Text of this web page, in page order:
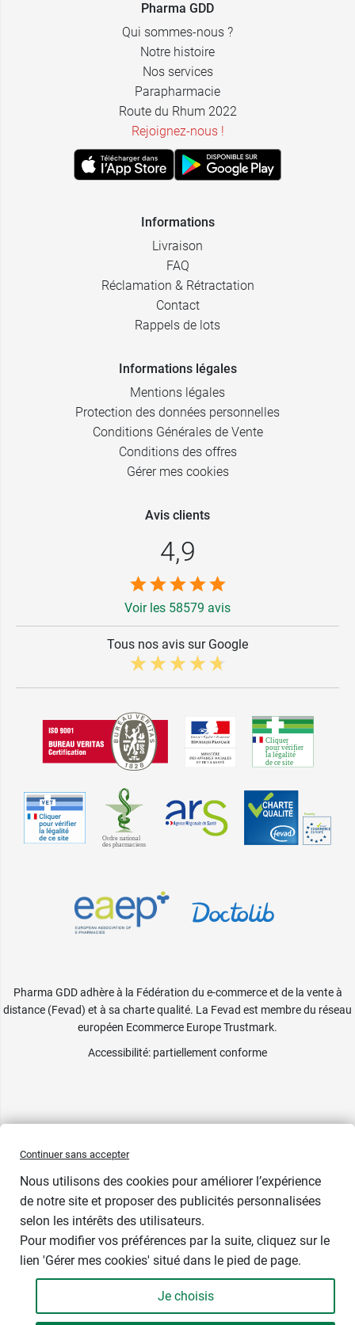
Taille
- +
Prix bas
Pharma GDD
Qui sommes-nous ?
Notre histoire
Nos services
Parapharmacie
Route du Rhum 2022
Rejoignez-nous !
Informations
Livraison
FAQ
Réclamation & Rétractation
Contact
Rappels de lots
Informations légales
Mentions légales
Protection des données personnelles
Conditions Générales de Vente
Conditions des offres
Gérer mes cookies
Avis clients
4,9
Voir les 58579 avis
Tous nos avis sur Google
Pharma GDD adhère à la Fédération du e-commerce et de la vente à
distance (Fevad) et à sa charte qualité. La Fevad est membre du réseau
européen Ecommerce Europe Trustmark.
Accessibilité: partiellement conforme
Continuer sans accepter
Nous utilisons des cookies pour améliorer l’expérience
de notre site et proposer des publicités personnalisées
selon les intérêts des utilisateurs.
Pour modifier vos préférences par la suite, cliquez sur le
lien 'Gérer mes cookies' situé dans le pied de page.
Je choisis